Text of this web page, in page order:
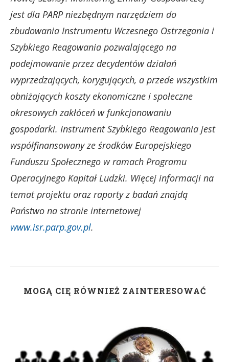
jest dla PARP niezbędnym narzędziem do
zbudowania Instrumentu Wczesnego Ostrzegania i
Szybkiego Reagowania pozwalającego na
podejmowanie przez decydentów działań
wyprzedzających, korygujących, a przede wszystkim
obniżających koszty ekonomiczne i społeczne
okresowych zakłóceń w funkcjonowaniu
gospodarki. Instrument Szybkiego Reagowania jest
współfinansowany ze środków Europejskiego
Funduszu Społecznego w ramach Programu
Operacyjnego Kapitał Ludzki. Więcej informacji na
temat projektu oraz raporty z badań znajdą
Państwo na stronie internetowej
www.isr.parp.gov.pl.
MOGĄ CIĘ RÓWNIEŻ ZAINTERESOWAĆ